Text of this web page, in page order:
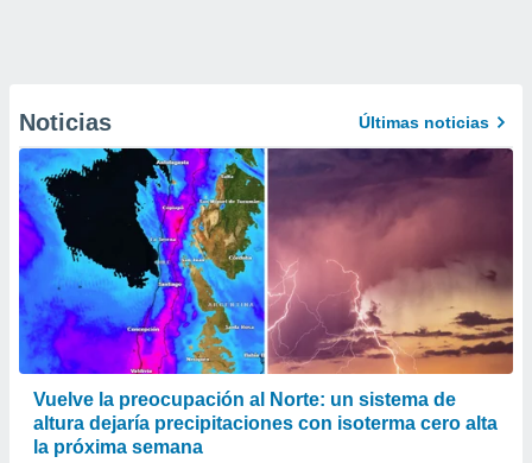
Noticias Últimas noticias
Vuelve la preocupación al Norte: un sistema de
altura dejaría precipitaciones con isoterma cero alta
la próxima semana